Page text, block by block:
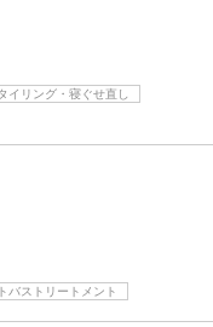
イリング・寝ぐせ直し
バストリートメント